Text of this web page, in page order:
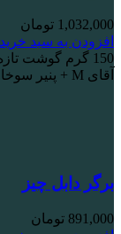
1,032,000 تومان
افزودن به سبد خرید
150 گرم گوشت
آقای M + پنیر سوخاری + نان مک
برگر دابل چیز
891,000 تومان